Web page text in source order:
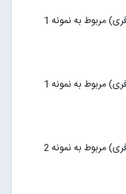
مربوط به نمونه 1
مربوط به نمونه 1
مربوط به نمونه 2